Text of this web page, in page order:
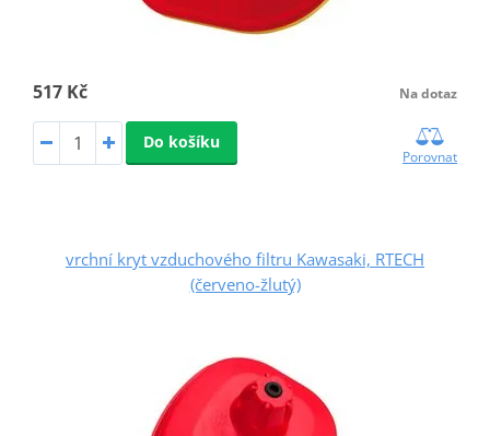
517 Kč Na dotaz
Do košíku
Porovnat
vrchní kryt vzduchového filtru Kawasaki, RTECH
(červeno-žlutý)